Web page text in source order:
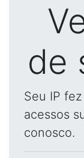
de
Seu IP
acessos
conosco.